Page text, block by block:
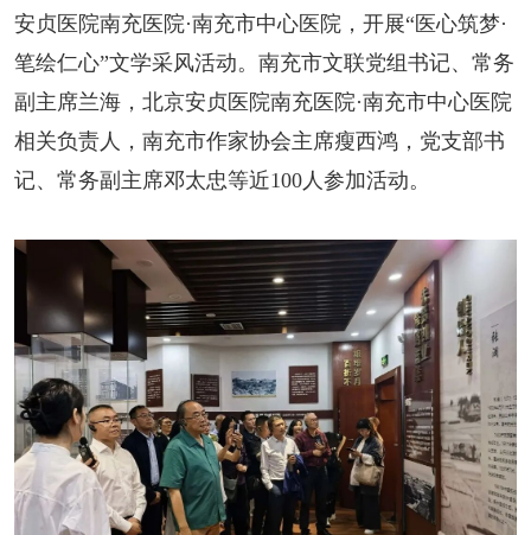
阅读
小说 散文 诗歌 文学评论
校园文学 其他阅读 文学访谈 作家新作
新书快讯
入会须知 会员管理 文学奖项 报刊联盟
四川文学 星星诗刊 当代文坛 四川作家报
公告公示
公告公示 讣告 征稿启事 新会员发展名单
安贞医院南充医院·南充市中心医院，开展“医心筑梦·
笔绘仁心”文学采风活动。南充市文联党组书记、常务
副主席兰海，北京安贞医院南充医院·南充市中心医院
相关负责人，南充市作家协会主席瘦西鸿，党支部书
记、常务副主席邓太忠等近100人参加活动。